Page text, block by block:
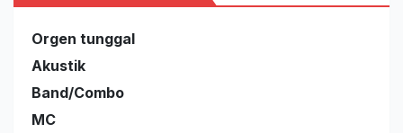
Orgen tunggal
Akustik
Band/Combo
MC